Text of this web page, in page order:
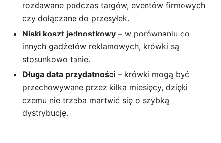
rozdawane podczas targów, eventów firmowych
czy dołączane do przesyłek.
Niski koszt jednostkowy – w porównaniu do
innych gadżetów reklamowych, krówki są
stosunkowo tanie.
Długa data przydatności – krówki mogą być
przechowywane przez kilka miesięcy, dzięki
czemu nie trzeba martwić się o szybką
dystrybucję.